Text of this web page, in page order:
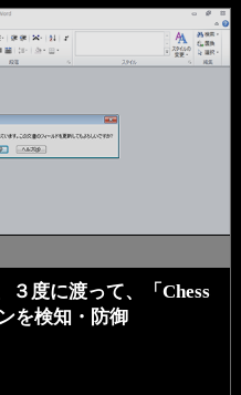
３度に渡って、「Chess
を検知・防御